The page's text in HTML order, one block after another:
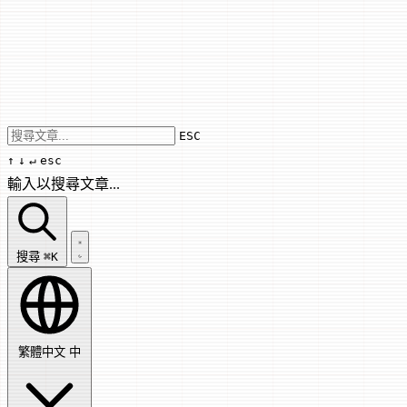
Use arrow keys to navigate results,
ESC
↑ ↓ ↵ esc
輸入以搜尋文章...
搜尋文章...
搜尋 ⌘K
繁體中文 中